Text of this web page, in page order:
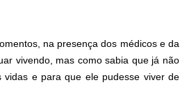
na presença dos médicos e da
vivendo, mas como sabia que já não
e para que ele pudesse viver de